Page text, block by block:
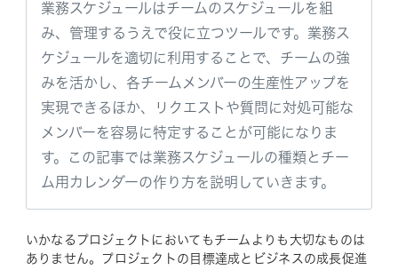
業務スケジュールはチームのスケジュールを組
み、管理するうえで役に立つツールです。業務ス
ケジュールを適切に利用することで、チームの強
みを活かし、各チームメンバーの生産性アップを
実現できるほか、リクエストや質問に対処可能な
メンバーを容易に特定することが可能になりま
す。この記事では業務スケジュールの種類とチー
ム用カレンダーの作り方を説明していきます。
いかなるプロジェクトにおいてもチームよりも大切なものは
ありません。プロジェクトの目標達成とビジネスの成長促進